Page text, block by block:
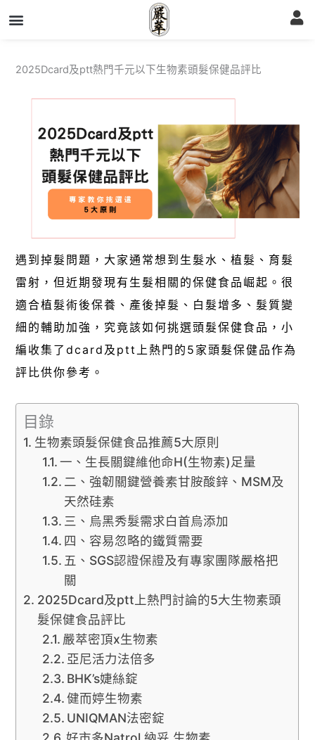
至
2025Dcard及ptt熱門千元以下生物素頭髮保健品評比
遇到掉髮問題，大家通常想到生髮水、植髮、育髮
雷射，但近期發現有生髮相關的保健食品崛起。很
適合植髮術後保養、產後掉髮、白髮增多、髮質變
細的輔助加強，究竟該如何挑選頭髮保健食品，小
編收集了dcard及ptt上熱門的5家頭髮保健品作為
評比供你參考。
目錄
生物素頭髮保健食品推薦5大原則
一、生長關鍵維他命H(生物素)足量
二、強韌關鍵營養素甘胺酸鋅、MSM及
天然硅素
三、烏黑秀髮需求白首烏添加
四、容易忽略的鐵質需要
五、SGS認證保證及有專家團隊嚴格把
關
2025Dcard及ptt上熱門討論的5大生物素頭
髮保健食品評比
嚴萃密頂x生物素
亞尼活力法倍多
BHK’s婕絲錠
健而婷生物素
UNIQMAN法密錠